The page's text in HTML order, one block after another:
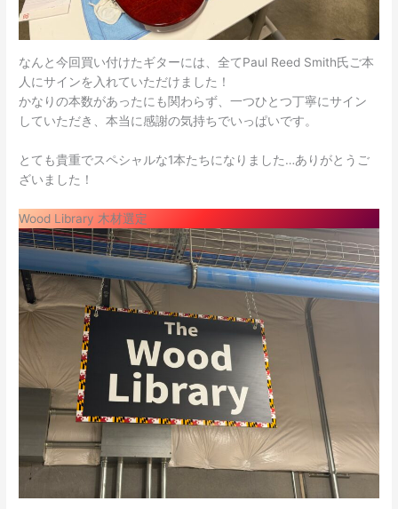
なんと今回買い付けたギターには、全てPaul Reed Smith氏ご本
人にサインを入れていただけました！
かなりの本数があったにも関わらず、一つひとつ丁寧にサイン
していただき、本当に感謝の気持ちでいっぱいです。
とても貴重でスペシャルな1本たちになりました…ありがとうご
ざいました！
Wood Library 木材選定